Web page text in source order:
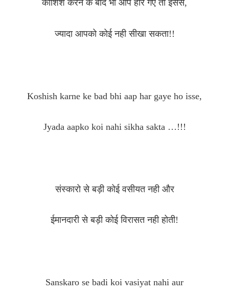
कोशिश करने के बाद भी आप हार गए तो इससे,
ज्यादा आपको कोई नही सीखा सकता!!
Koshish karne ke bad bhi aap har gaye ho isse,
Jyada aapko koi nahi sikha sakta …!!!
संस्कारो से बड़ी कोई वसीयत नही और
ईमानदारी से बड़ी कोई विरासत नही होती!
Sanskaro se badi koi vasiyat nahi aur